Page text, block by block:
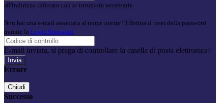
all'indirizzo indicato con le istruzioni necessarie.
Non hai una e-mail associata al nome utente? Effettua il reset della password
tramite la Login Spaggiari
E-mail inviata, si prega di controllare la casella di posta elettronica!
Errore
Chiudi
Successo